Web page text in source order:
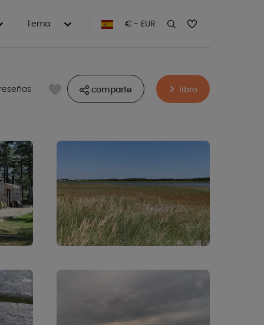
Tema € - EUR
comparte libro